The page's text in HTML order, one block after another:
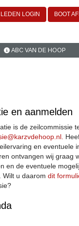
LEDEN LOGIN BOOT
ABC VAN DE HOOP
en aanmelden
is de zeilcommissie
@karzvdehoop.nl.
en eventuele
ontvangen wij graag
en de eventuele
Wilt u daarom dit